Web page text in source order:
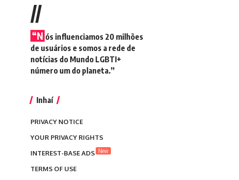
//
“N ós influenciamos 20 milhões
de usuários e somos a rede de
notícias do Mundo LGBTI+
número um do planeta.”
Inhaí
PRIVACY NOTICE
YOUR PRIVACY RIGHTS
INTEREST-BASE ADS New
TERMS OF USE